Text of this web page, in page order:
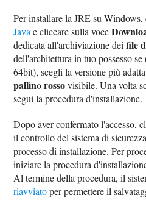
Per installare la JRE su
Java e cliccare sulla voce
dedicata all'archiviazione deifile
dell'architettura in tuo possesso se
64bit), scegli la versione più
pallino rossovisibile. Una volta
segui la procedura d'installazione.
Dopo aver confermato l'accesso,
il controllo del sistema di
processo di installazione. Per
iniziare la procedura
Al termine della procedura, il
riavviatoper permettere il